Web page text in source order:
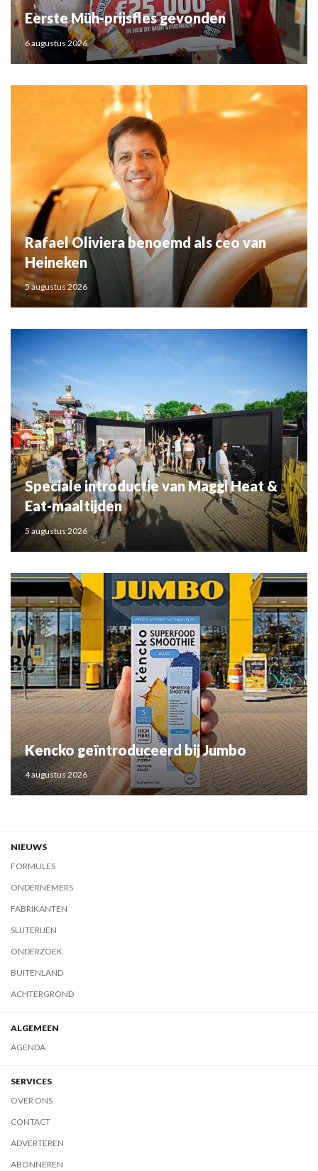
Eerste Müh-prijsfles gevonden
6 augustus 2026
Rafael Oliviera benoemd als ceo van
Heineken
5 augustus 2026
Speciale introductie van Maggi Heat &
Eat-maaltijden
5 augustus 2026
Kencko geïntroduceerd bij Jumbo
4 augustus 2026
NIEUWS
FORMULES
ONDERNEMERS
FABRIKANTEN
SLIJTERIJEN
ONDERZOEK
BUITENLAND
ACHTERGROND
ALGEMEEN
AGENDA
SERVICES
OVER ONS
CONTACT
ADVERTEREN
ABONNEREN